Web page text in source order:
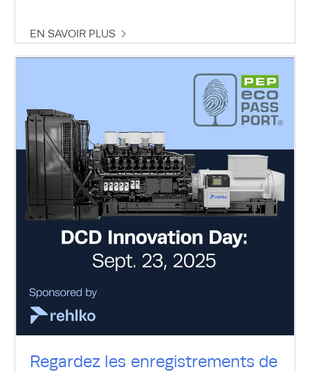
EN SAVOIR PLUS
Regardez les enregistrements de